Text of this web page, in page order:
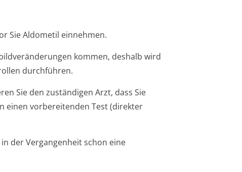
Sie Aldometil einnehmen.
kommen, deshalb wird
durchführen.
Sie den zuständigen Arzt, dass Sie
einen vorbereitenden Test (direkter
der Vergangenheit schon eine